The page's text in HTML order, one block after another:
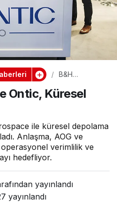
B&H
Ontic, Küresel
Anlaşma
Ontic, Küresel
ile küresel depolama
Anlaşma, AOG ve
verimlilik ve
hedefliyor.
yayınlandı
yayınlandı